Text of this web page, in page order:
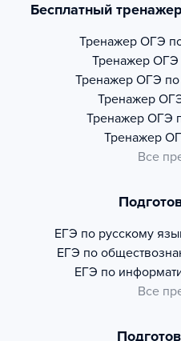
Бесплатный
Тренажер ОГЭ
Тренажер ОГЭ
Тренажер ОГЭ по
Тренажер
Тренажер ОГЭ
Тренажер
Все
ЕГЭ по русскому
ЕГЭ по
ЕГЭ по
Все